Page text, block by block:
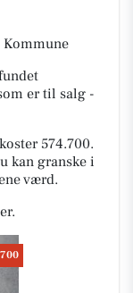
Kommune
er til salg -
574.700.
kan granske i
værd.